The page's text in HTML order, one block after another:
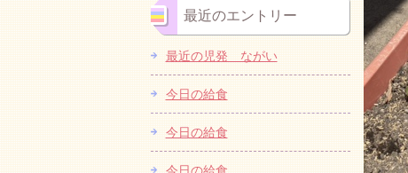
最近のエントリー
最近の児発 ながい
今日の給食
今日の給食